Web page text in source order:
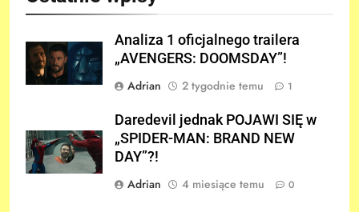
Analiza 1 oficjalnego trailera
„AVENGERS: DOOMSDAY”!
Adrian
2 tygodnie temu 1
Daredevil jednak POJAWI SIĘ w
„SPIDER-MAN: BRAND NEW
DAY”?!
Adrian
4 miesiące temu 0